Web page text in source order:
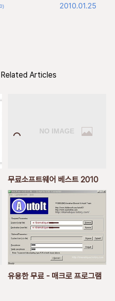
2010.01.25
Related Articles
무료소프트웨어 베스트 2010
유용한 무료 - 매크로 프로그램